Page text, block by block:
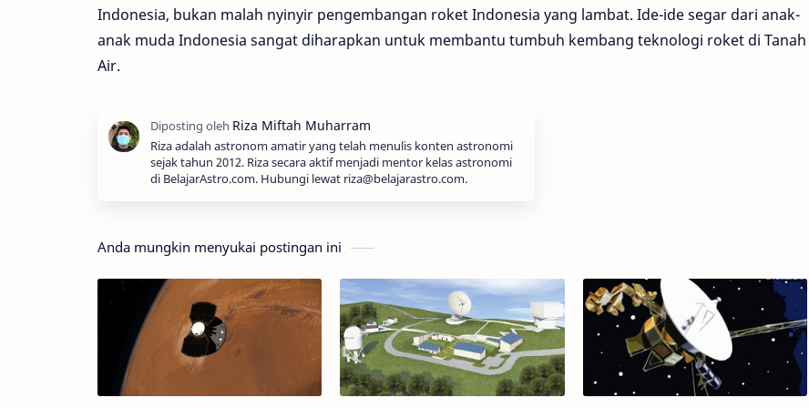
Indonesia, bukan malah nyinyir pengembangan roket Indonesia yang lambat. Ide-ide segar dari anak-
anak muda Indonesia sangat diharapkan untuk membantu tumbuh kembang teknologi roket di Tanah
Air.
Riza adalah astronom amatir yang telah menulis konten astronomi
sejak tahun 2012. Riza secara aktif menjadi mentor kelas astronomi
di BelajarAstro.com. Hubungi lewat riza@belajarastro.com.
Anda mungkin menyukai postingan ini